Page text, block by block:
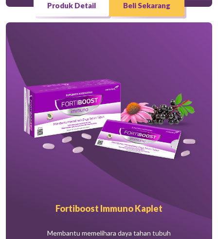
Produk Detail Beli Sekarang
Fortiboost Immuno Kaplet
Membantu memelihara daya tahan tubuh